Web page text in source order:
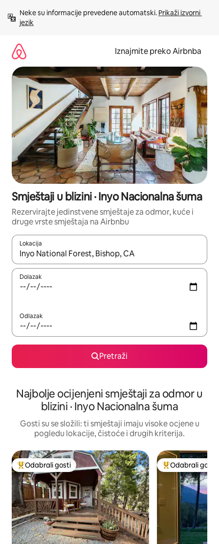
sadržaj
Neke su informacije prevedene automatski. Prikaži izvorni
jezik
Iznajmite preko Airbnba
Smještaji u blizini · Inyo Nacionalna šuma
Rezervirajte jedinstvene smještaje za odmor, kuće i
druge vrste smještaja na Airbnbu
Lokacija
Kada budu dostupni rezultati, moći ćete ih pregledati
Dolazak
Odlazak
Pretraži
Najbolje ocijenjeni smještaji za odmor u
blizini · Inyo Nacionalna šuma
Gosti su se složili: ti smještaji imaju visoke ocjene u
pogledu lokacije, čistoće i drugih kriterija.
Među najviše rangiranima s oznakom „Odabrali gosti”
Odabrali gosti Među najviše
Odabrali gosti